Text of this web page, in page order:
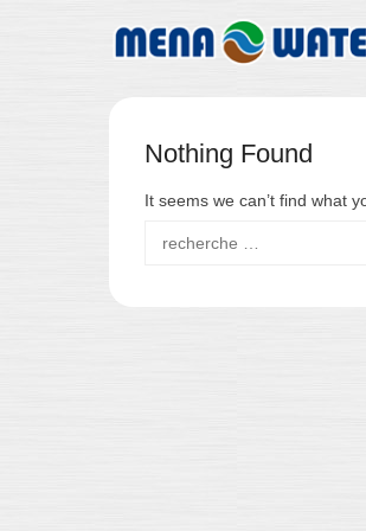
Nothing Found
It seems we can’t find what
Search